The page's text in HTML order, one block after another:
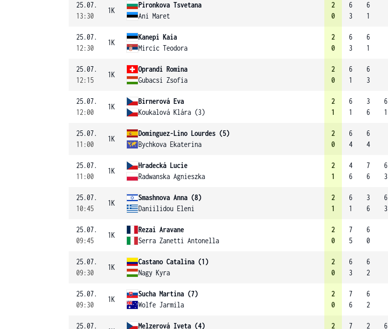
25.07.
13:30
1K
Pironkova Tsvetana
Ani Maret
2
0
6
3
6
1
25.07.
12:30
1K
Kanepi Kaia
Mircic Teodora
2
0
6
3
6
1
25.07.
12:15
1K
Oprandi Romina
Gubacsi Zsofia
2
0
6
1
6
3
25.07.
12:00
1K
Birnerová Eva
Koukalová Klára (3)
2
1
6
1
3
6
6
1
25.07.
11:00
1K
Dominguez-Lino Lourdes (5)
Bychkova Ekaterina
2
0
6
4
6
4
25.07.
11:00
1K
Hradecká Lucie
Radwanska Agnieszka
2
1
4
6
7
6
6
3
25.07.
10:45
1K
Smashnova Anna (8)
Daniilidou Eleni
2
1
6
1
3
6
6
3
25.07.
09:45
1K
Rezai Aravane
Serra Zanetti Antonella
2
0
7
5
6
0
25.07.
09:30
1K
Castano Catalina (1)
Nagy Kyra
2
0
6
3
6
2
25.07.
09:30
1K
Sucha Martina (7)
Wolfe Jarmila
2
0
7
6
6
2
25.07. Melzerová Iveta (4) 2 7 2 6